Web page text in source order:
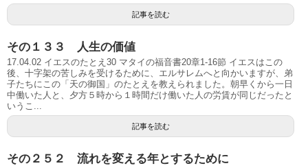
記事を読む
その１３３ 人生の価値
17.04.02 イエスのたとえ30 マタイの福音書20章1-16節 イエスはこの
後、十字架の苦しみを受けるために、エルサレムへと向かいますが、弟
子たちにこの「天の御国」のたとえを教えられました。朝早くから一日
中働いた人と、夕方５時から１時間だけ働いた人の労賃が同じだったと
いうこ...
記事を読む
その２５２ 流れを変える年とするために